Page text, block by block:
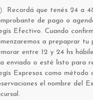
Recordá que tenés 24 a
de pago o
Efectivo. Cuando
a prepaprar tu
entre 12 y 24 hs
enviado o esté listo para
Expresos como método
el nombre del